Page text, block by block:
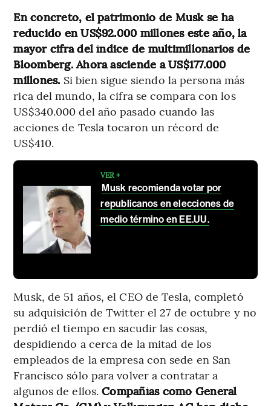
En concreto, el patrimonio de Musk se ha
reducido en US$92.000 millones este año, la
mayor cifra del índice de multimillonarios de
Bloomberg. Ahora asciende a US$177.000
millones. Si bien sigue siendo la persona más
rica del mundo, la cifra se compara con los
US$340.000 del año pasado cuando las
acciones de Tesla tocaron un récord de
US$410.
VER +
Musk recomienda votar por
republicanos en elecciones de
medio término en EE.UU.
Musk, de 51 años, el CEO de Tesla, completó
su adquisición de Twitter el 27 de octubre y no
perdió el tiempo en sacudir las cosas,
despidiendo a cerca de la mitad de los
empleados de la empresa con sede en San
Francisco sólo para volver a contratar a
algunos de ellos.Compañías como General